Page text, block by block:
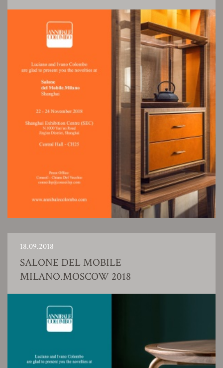
18.09.2018
SALONE DEL MOBILE
MILANO.MOSCOW 2018